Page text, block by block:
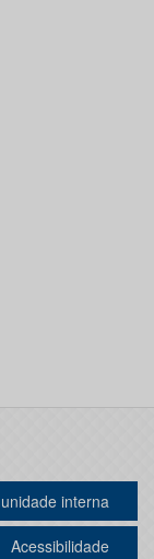
interna
Acessibilidade